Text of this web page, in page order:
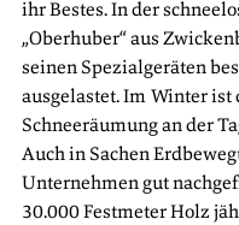
ihr Bestes. In der
„Oberhuber“ aus
seinen Spezialgeräten
ausgelastet. Im Winter ist
Schneeräumung an der
Auch in Sachen
Unternehmen gut
30.000 Festmeter Holz